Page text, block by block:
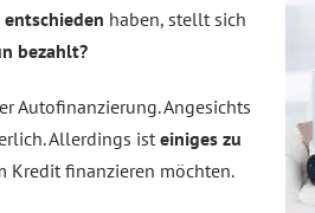
haben, stellt sich
bezahlt?
Autofinanzierung. Angesichts
Allerdings ist einiges zu
Kredit finanzieren möchten.